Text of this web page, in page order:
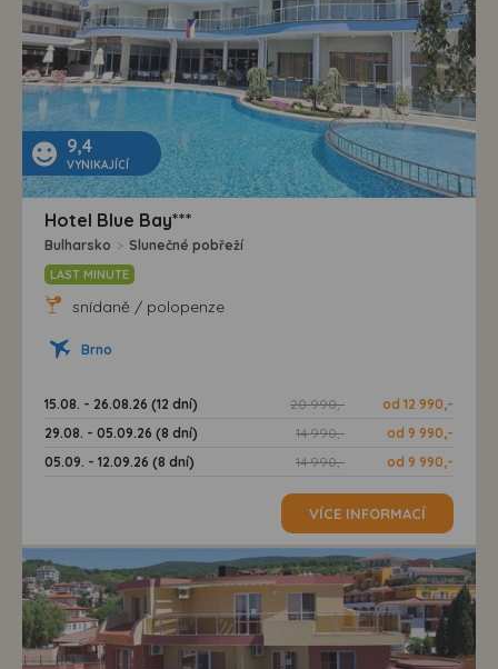
9,4
VYNIKAJÍCÍ
Hotel Blue Bay***
Bulharsko > Slunečné pobřeží
LAST MINUTE
snídaně / polopenze
Brno
15.08. - 26.08.26 (12 dní) 20 990,-
od 12 990,-
29.08. - 05.09.26 (8 dní)
14 990,-
od 9 990,-
05.09. - 12.09.26 (8 dní)
14 990,- od 9 990,-
VÍCE INFORMACÍ